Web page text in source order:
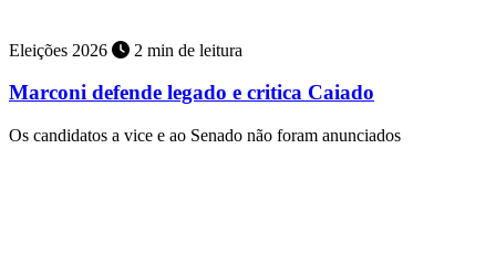
Eleições 2026 2 min de leitura
Marconi defende legado e critica Caiado
Os candidatos a vice e ao Senado não foram anunciados